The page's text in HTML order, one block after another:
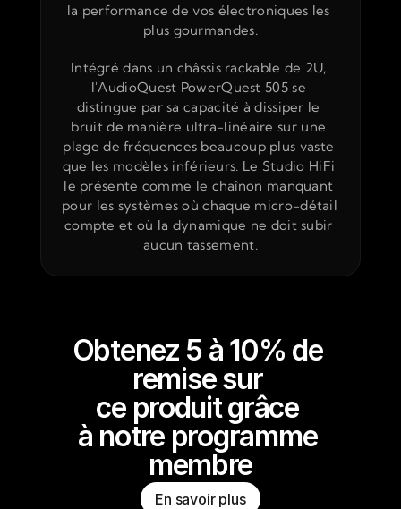
la performance de vos électroniques les
plus gourmandes.
Intégré dans un châssis rackable de 2U,
l'AudioQuest PowerQuest 505 se
distingue par sa capacité à dissiper le
bruit de manière ultra-linéaire sur une
plage de fréquences beaucoup plus vaste
que les modèles inférieurs. Le Studio HiFi
le présente comme le chaînon manquant
pour les systèmes où chaque micro-détail
compte et où la dynamique ne doit subir
aucun tassement.
Obtenez 5 à 10% de
remise sur
ce produit grâce
à notre programme
membre
En savoir plus